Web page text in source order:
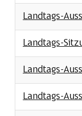
Landtags-
Landtags-
Landtags-
Landtags-